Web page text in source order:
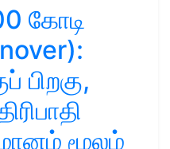
கோடி
பிறகு,
மூலம்